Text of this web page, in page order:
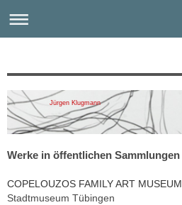
Jürgen Klugmann
Werke in öffentlichen Sammlungen
COPELOUZOS FAMILY ART MUSEUM
Stadtmuseum Tübingen